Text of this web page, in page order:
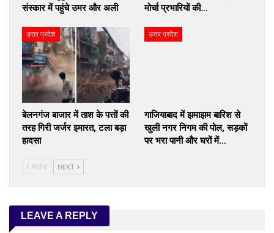
संस्कार में पहुंचे उमर और अली
मोर्चा प्रभारियों की…
उत्तर प्रदेश
बेलनगंज बाजार में ताश के पत्तों की
तरह गिरी जर्जर इमारत, टला बड़ा
हादसा
उत्तर प्रदेश
गाजियाबाद में झमाझम बारिश से
खुली नगर निगम की पोल, सड़कों
पर भरा पानी और घरों में…
PREV NEXT
LEAVE A REPLY